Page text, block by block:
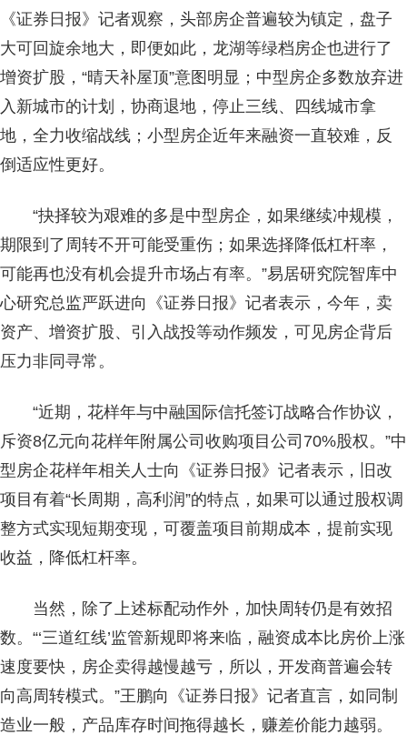
《证券日报》记者观察，头部房企普遍较为镇定，盘子
大可回旋余地大，即便如此，龙湖等绿档房企也进行了
增资扩股，“晴天补屋顶”意图明显；中型房企多数放弃进
入新城市的计划，协商退地，停止三线、四线城市拿
地，全力收缩战线；小型房企近年来融资一直较难，反
倒适应性更好。
“抉择较为艰难的多是中型房企，如果继续冲规模，
期限到了周转不开可能受重伤；如果选择降低杠杆率，
可能再也没有机会提升市场占有率。”易居研究院智库中
心研究总监严跃进向《证券日报》记者表示，今年，卖
资产、增资扩股、引入战投等动作频发，可见房企背后
压力非同寻常。
“近期，花样年与中融国际信托签订战略合作协议，
斥资8亿元向花样年附属公司收购项目公司70%股权。”中
型房企花样年相关人士向《证券日报》记者表示，旧改
项目有着“长周期，高利润”的特点，如果可以通过股权调
整方式实现短期变现，可覆盖项目前期成本，提前实现
收益，降低杠杆率。
当然，除了上述标配动作外，加快周转仍是有效招
数。“‘三道红线’监管新规即将来临，融资成本比房价上涨
速度要快，房企卖得越慢越亏，所以，开发商普遍会转
向高周转模式。”王鹏向《证券日报》记者直言，如同制
造业一般，产品库存时间拖得越长，赚差价能力越弱。